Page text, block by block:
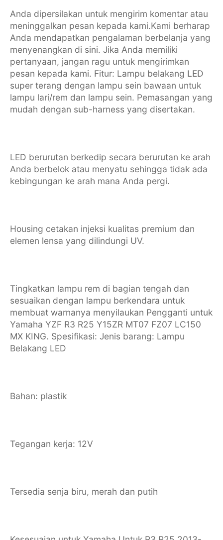
Anda dipersilakan untuk mengirim komentar atau
meninggalkan pesan kepada kami.Kami berharap
Anda mendapatkan pengalaman berbelanja yang
menyenangkan di sini. Jika Anda memiliki
pertanyaan, jangan ragu untuk mengirimkan
pesan kepada kami. Fitur: Lampu belakang LED
super terang dengan lampu sein bawaan untuk
lampu lari/rem dan lampu sein. Pemasangan yang
mudah dengan sub-harness yang disertakan.
LED berurutan berkedip secara berurutan ke arah
Anda berbelok atau menyatu sehingga tidak ada
kebingungan ke arah mana Anda pergi.
Housing cetakan injeksi kualitas premium dan
elemen lensa yang dilindungi UV.
Tingkatkan lampu rem di bagian tengah dan
sesuaikan dengan lampu berkendara untuk
membuat warnanya menyilaukan Pengganti untuk
Yamaha YZF R3 R25 Y15ZR MT07 FZ07 LC150
MX KING. Spesifikasi: Jenis barang: Lampu
Belakang LED
Bahan: plastik
Tegangan kerja: 12V
Tersedia senja biru, merah dan putih